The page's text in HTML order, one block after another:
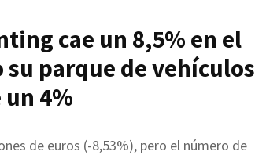
cae un 8,5% en el
parque de vehículos
un 4%
de euros (-8,53%), pero el número de